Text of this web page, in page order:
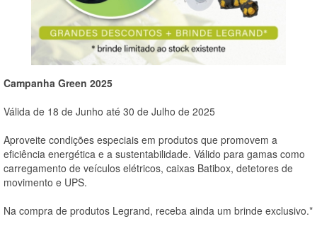
Campanha Green 2025
Válida de 18 de Junho até 30 de Julho de 2025
Aproveite condições especiais em produtos que promovem a
eficiência energética e a sustentabilidade. Válido para gamas como
carregamento de veículos elétricos, caixas Batibox, detetores de
movimento e UPS.
Na compra de produtos Legrand, receba ainda um brinde exclusivo.*